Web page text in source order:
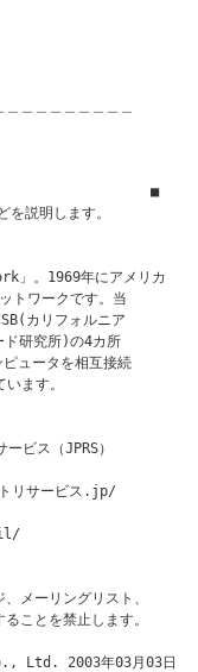
を説明します。
。1969年にアメリカ
トワークです。当
カリフォルニア
研究所)の4カ所
ュータを相互接続
ます。
ービス（JPRS）
リサービス.jp/
メーリングリスト、
ことを禁止します。